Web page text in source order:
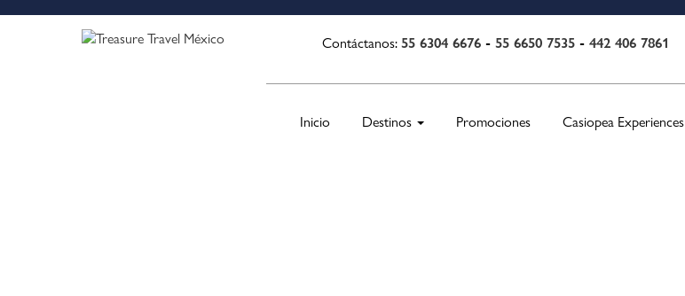
Contáctanos: 55 6304 6676- 55 6650 7535- 442 406 7861
Inicio Destinos Promociones Casiopea Experiences